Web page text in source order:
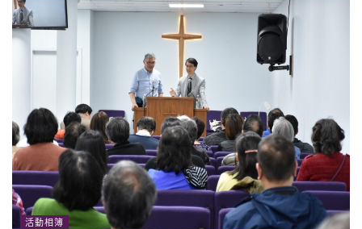
活動相簿